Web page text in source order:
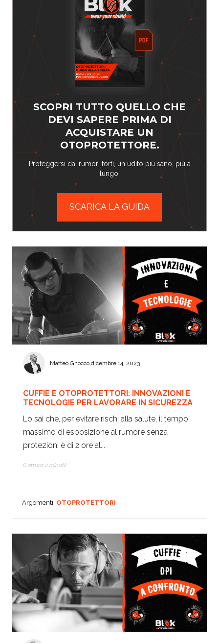
SCOPRI TUTTO QUELLO CHE
DEVI SAPERE PRIMA DI
ACQUISTARE UN
OTOPROTETTORE.
Proteggersi dai rumori forti, un udito più sano, più a
lungo.
SCARICA LA GUIDA
Matteo Gnocco dicembre 14, 2023
CUFFIE E OTOPROTETTORI: INNOVAZIONI E
TECNOLOGIE PER LAVORARE IN SICUREZZA
Lo sai che, per evitare rischi alla salute, il tempo
massimo di esposizione al rumore senza
protezioni è di 2 ore al...
(Lettura 2 minuti)
Argomenti: OTOPROTETTORI